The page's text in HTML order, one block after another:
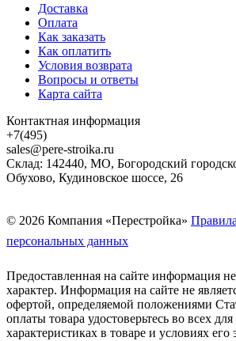
Доставка
Оплата
Как заказать
Как оплатить
Условия возврата
Вопросы и ответы
Карта сайта
Контактная информация
+7(495)
sales@pere-stroika.ru
Склад: 142440, МО, Богородский
Обухово, Кудиновское шоссе, 26
© 2026 Компания «Перестройка»
персональных данных
Предоставленная на сайте информация
характер. Информация на сайте не
офертой, определяемой положениями
оплаты товара удостоверьтесь во всех
характеристиках в товаре и условиях его